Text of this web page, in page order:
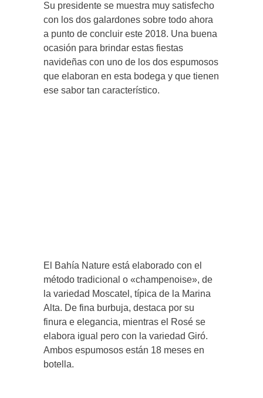
Su presidente se muestra muy satisfecho
con los dos galardones sobre todo ahora
a punto de concluir este 2018. Una buena
ocasión para brindar estas fiestas
navideñas con uno de los dos espumosos
que elaboran en esta bodega y que tienen
ese sabor tan característico.
El Bahía Nature está elaborado con el
método tradicional o «champenoise», de
la variedad Moscatel, típica de la Marina
Alta. De fina burbuja, destaca por su
finura e elegancia, mientras el Rosé se
elabora igual pero con la variedad Giró.
Ambos espumosos están 18 meses en
botella.